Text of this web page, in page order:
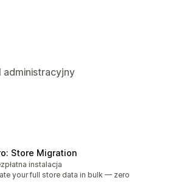
administracyjny
Store Migration
171
instalacja
your full store data in bulk — zero